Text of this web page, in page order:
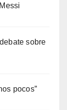
sobre
pocos”